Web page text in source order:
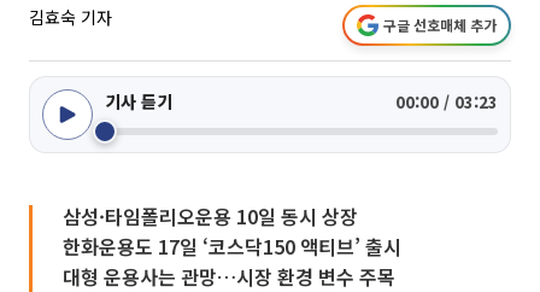
김효숙 기자 구글 선호매체 추가
기사 듣기 00:00 / 03:23
삼성·타임폴리오운용 10일 동시 상장
한화운용도 17일 ‘코스닥150 액티브’ 출시
대형 운용사는 관망…시장 환경 변수 주목